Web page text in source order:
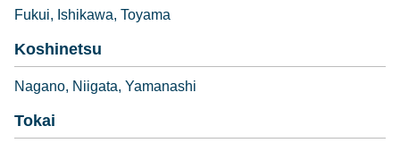
Fukui Ishikawa Toyama
Koshinetsu
Nagano Niigata Yamanashi
Tokai